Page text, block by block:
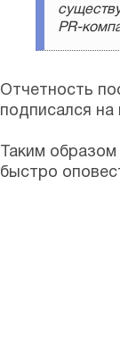
PR-
Отчетность
подписался на
Таким
быстро